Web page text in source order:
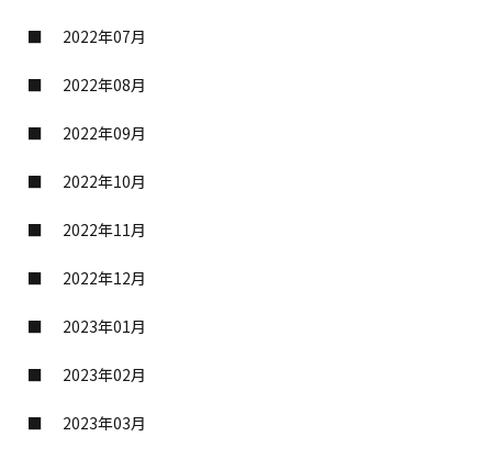
2022年07月
2022年08月
2022年09月
2022年10月
2022年11月
2022年12月
2023年01月
2023年02月
2023年03月